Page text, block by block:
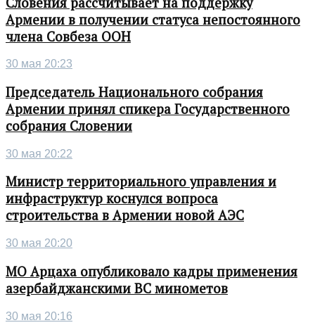
Армении в получении статуса непостоянного
члена Совбеза ООН
30 мая 20:23
Председатель Национального собрания
Армении принял спикера Государственного
собрания Словении
30 мая 20:22
Министр территориального управления и
инфраструктур коснулся вопроса
строительства в Армении новой АЭС
30 мая 20:20
МО Арцаха опубликовало кадры применения
азербайджанскими ВС минометов
30 мая 20:16